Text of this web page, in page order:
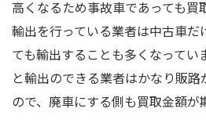
高くなるため事故車であっても買
輸出を行っている業者は中古車だ
ても輸出することも多くなってい
と輸出のできる業者はかなり販
ので、廃車にする側も買取金額が